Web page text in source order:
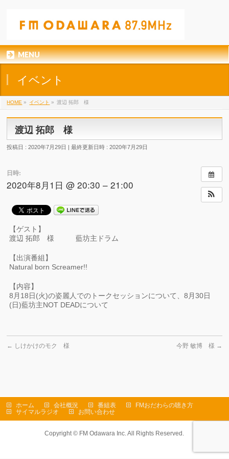
MENU
イベント
HOME » イベント » 渡辺 拓郎 様
渡辺 拓郎 様
投稿日 : 2020年7月29日 最終更新日時 : 2020年7月29日
日時:
2020年8月1日 @ 20:30 – 21:00
【ゲスト】
渡辺 拓郎 様 藍坊主ドラム
【出演番組】
Natural born Screamer!!
【内容】
8月18日(火)の姿麗人でのトークセッションについて、8月30日
(日)藍坊主NOT DEADについて
← しけかけのモク 様 今野 敏博 様 →
ホーム 会社概況 番組表
FMおだわらの聴き方
サイマルラジオ
お問い合わせ
Copyright © FM Odawara Inc. All Rights Reserved.